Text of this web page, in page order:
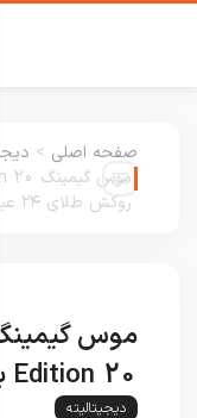
صفحه اصلی >
روکش طلای ۲۴ عیار
Edition 20 با روکش طلای ۲۴ عیار
دیجیتالیته